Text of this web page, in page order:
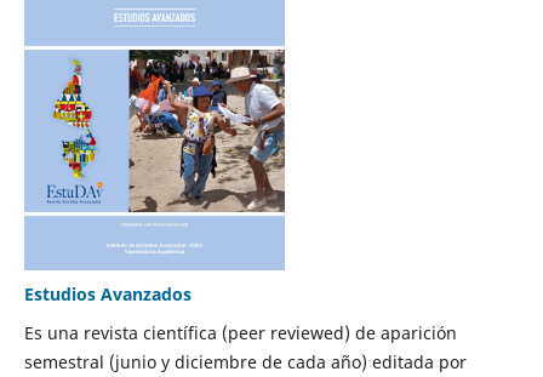
Estudios Avanzados
Es una revista científica (peer reviewed) de aparición
semestral (junio y diciembre de cada año) editada por